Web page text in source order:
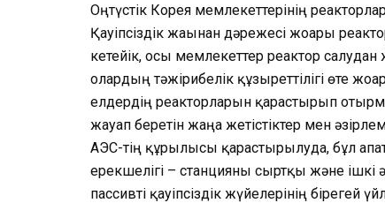
Оңтүстік Корея мемлекеттерінің
Қауіпсіздік жағынан дәрежесі жоғары
кетейік, осы мемлекеттер реактор салудан
олардың тәжірибелік құзыреттілігі өте
елдердің реакторларын қарастырып
жауап беретін жаңа жетістіктер мен
АЭС-тің құрылысы қарастырылуда, бұл
ерекшелігі – станцияны сыртқы және ішкі
пассивті қауіпсіздік жүйелерінің бірегей